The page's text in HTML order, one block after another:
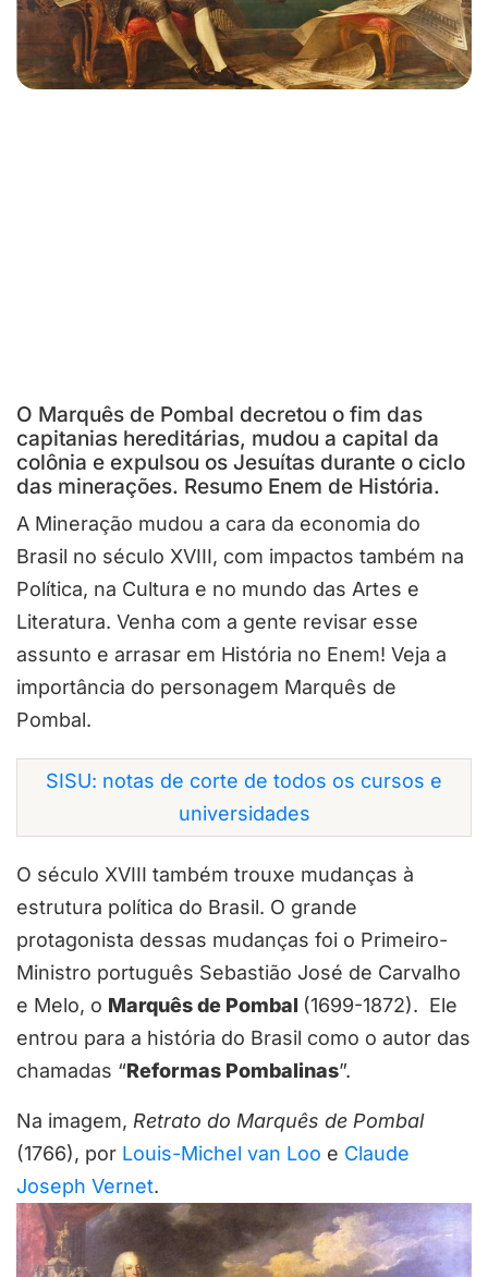
O Marquês de Pombal decretou o fim das
capitanias hereditárias, mudou a capital da
colônia e expulsou os Jesuítas durante o ciclo
das minerações. Resumo Enem de História.
A Mineração mudou a cara da economia do
Brasil no século XVIII, com impactos também na
Política, na Cultura e no mundo das Artes e
Literatura. Venha com a gente revisar esse
assunto e arrasar em História no Enem! Veja a
importância do personagem Marquês de
Pombal.
SISU: notas de corte de todos os cursos e
universidades
O século XVIII também trouxe mudanças à
estrutura política do Brasil. O grande
protagonista dessas mudanças foi o Primeiro-
Ministro português Sebastião José de Carvalho
e Melo, o Marquês de Pombal (1699-1872). Ele
entrou para a história do Brasil como o autor das
chamadas “Reformas Pombalinas”.
Na imagem, Retrato do Marquês de Pombal
(1766), por Louis-Michel van Loo e Claude
Joseph Vernet.